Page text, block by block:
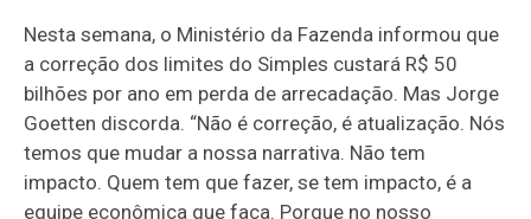
Nesta semana, o Ministério da Fazenda informou que
a correção dos limites do Simples custará R$ 50
bilhões por ano em perda de arrecadação. Mas Jorge
Goetten discorda. “Não é correção, é atualização. Nós
temos que mudar a nossa narrativa. Não tem
impacto. Quem tem que fazer, se tem impacto, é a
equipe econômica que faça. Porque no nosso